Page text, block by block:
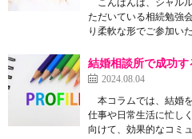
ただいている相続勉強
り柔軟な形でご参加い
結婚相談所で成功す
2024.08.04
本コラムでは、結婚
仕事や日常生活に忙し
向けて、効果的なコミ